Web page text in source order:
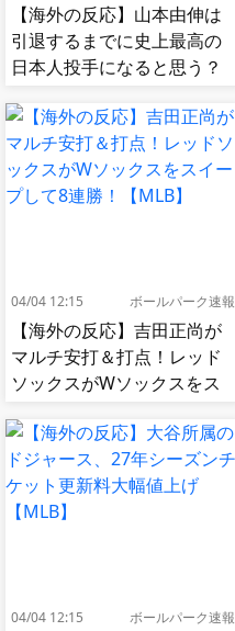
【海外の反応】山本由伸は
引退するまでに史上最高の
日本人投手になると思う？
04/04 12:15 ボールパーク速報
【海外の反応】吉田正尚が
マルチ安打＆打点！レッド
ソックスがWソックスをス
04/04 12:15 ボールパーク速報